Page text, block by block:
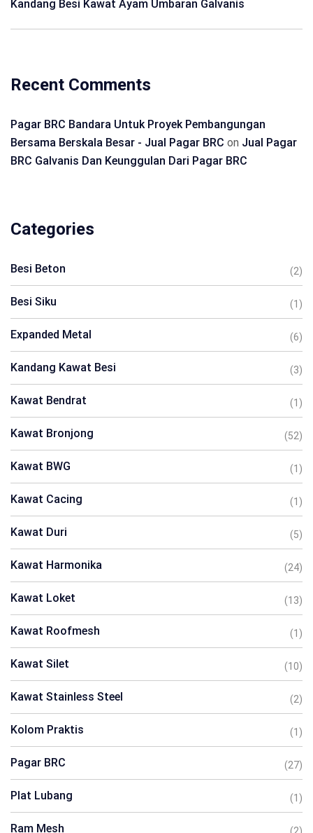
Kandang Besi Kawat Ayam Umbaran Galvanis
Recent Comments
Pagar BRC Bandara Untuk Proyek Pembangungan
Bersama Berskala Besar - Jual Pagar BRC on Jual Pagar
BRC Galvanis Dan Keunggulan Dari Pagar BRC
Categories
Besi Beton (2)
Besi Siku (1)
Expanded Metal (6)
Kandang Kawat Besi (3)
Kawat Bendrat (1)
Kawat Bronjong (52)
Kawat BWG (1)
Kawat Cacing (1)
Kawat Duri (5)
Kawat Harmonika (24)
Kawat Loket (13)
Kawat Roofmesh (1)
Kawat Silet (10)
Kawat Stainless Steel (2)
Kolom Praktis (1)
Pagar BRC (27)
Plat Lubang (1)
Ram Mesh